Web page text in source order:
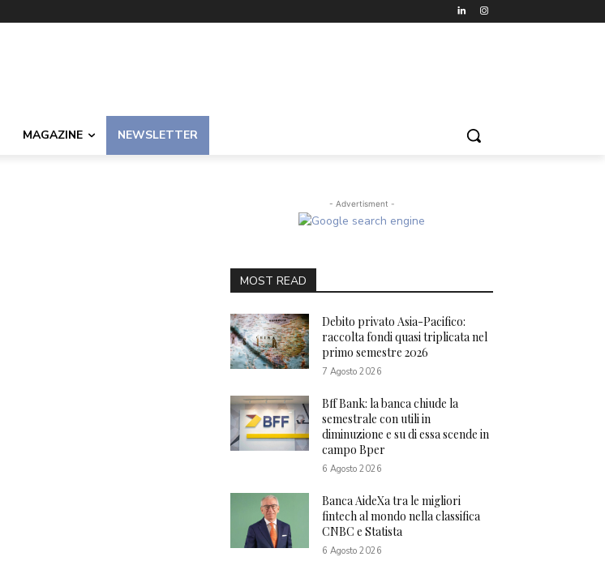
MAGAZINE NEWSLETTER
- Advertisment -
MOST READ
Debito privato Asia-Pacifico:
raccolta fondi quasi triplicata nel
primo semestre 2026
7 Agosto 2026
Bff Bank: la banca chiude la
semestrale con utili in
diminuzione e su di essa scende in
campo Bper
6 Agosto 2026
Banca AideXa tra le migliori
fintech al mondo nella classifica
CNBC e Statista
6 Agosto 2026